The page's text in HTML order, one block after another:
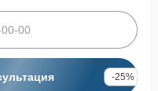
-25%